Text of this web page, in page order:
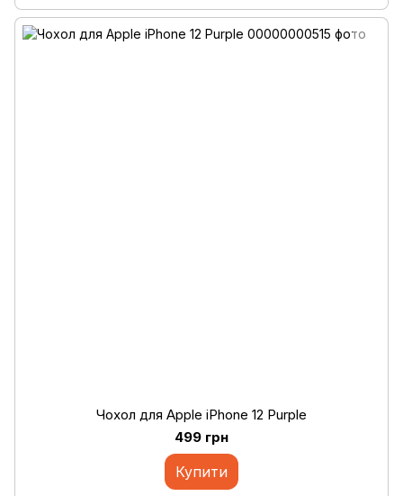
Чохол для Apple iPhone 12 Purple
499 грн
Купити